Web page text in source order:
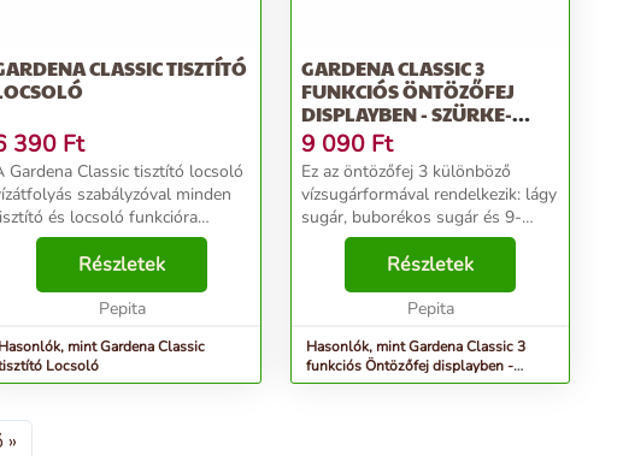
CLASSIC TISZTÍTÓ
390 Ft
Gardena Classic tisztító locsoló
szabályzóval minden
és locsoló funkcióra
alkalmas a kertben. Innovatív,
beépített fagyvédelmi
technológiával van felszerelve. A
fokozatmentes ví...
Részletek
Pepita
Hasonlók, mint Gardena Classic
Locsoló
GARDENA CLASSIC 3
FUNKCIÓS ÖNTÖZŐFEJ
DISPLAYBEN - SZÜRKE-
NARANCS
9 090 Ft
Ez az öntözőfej 3 különböző
vízsugárformával rendelkezik: lágy
sugár, buborékos sugár és 9-
pontos erős sugár. Használhatod
öntözéshez, pl. felületekre (lágy
sugár), cserepes növényekre
(buborékos sugá...
Részletek
Pepita
Hasonlók, mint Gardena Classic 3
funkciós Öntözőfej displayben -
szürke-narancs
»